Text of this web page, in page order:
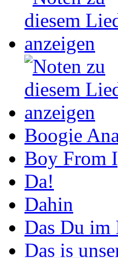
Boogie
Boy From
Da!
Dahin
Das Du im
Das is